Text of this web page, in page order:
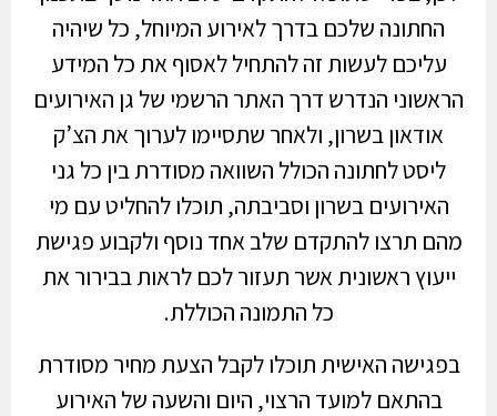
החתונה שלכם בדרך לאירוע המיוחל, כל שיהיה
עליכם לעשות זה להתחיל לאסוף את כל המידע
הראשוני הנדרש דרך האתר הרשמי של גן האירועים
אודאון בשרון, ולאחר שתסיימו לערוך את הצ’ק
ליסט לחתונה הכולל השוואה מסודרת בין כל גני
האירועים בשרון וסביבתה, תוכלו להחליט עם מי
מהם תרצו להתקדם שלב אחד נוסף ולקבוע פגישת
ייעוץ ראשונית אשר תעזור לכם לראות בבירור את
כל התמונה הכוללת.
בפגישה האישית תוכלו לקבל הצעת מחיר מסודרת
בהתאם למועד הרצוי, היום והשעה של האירוע